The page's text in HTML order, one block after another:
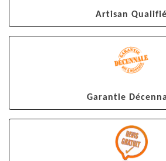
Artisan Qualifié
Garantie